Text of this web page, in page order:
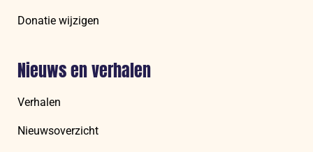
Donatie wijzigen
Nieuws en verhalen
Verhalen
Nieuwsoverzicht